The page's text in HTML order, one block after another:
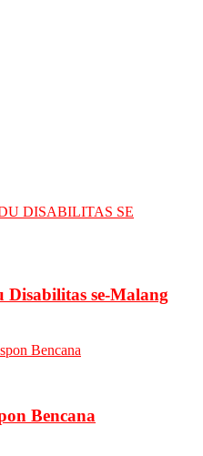
Disabilitas se-Malang
Bencana